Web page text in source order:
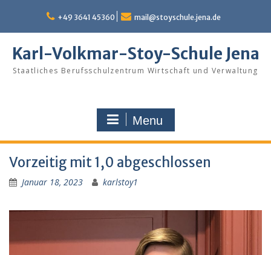
content
+49 3641 45360 mail@stoyschule.jena.de
Karl-Volkmar-Stoy-Schule Jena
Staatliches Berufsschulzentrum Wirtschaft und Verwaltung
Menu
Vorzeitig mit 1,0 abgeschlossen
Januar 18, 2023 karlstoy1